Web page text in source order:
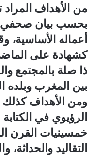
من الأهداف المراد
بحسب بيان صحفي،
أعماله الأساسية،
كشهادة على
ذا صلة بالمجتمع
بين المغرب وبلده
ومن الأهداف كذلك
الرؤيوي في
خمسينيات القرن
التقاليد والحداثة،